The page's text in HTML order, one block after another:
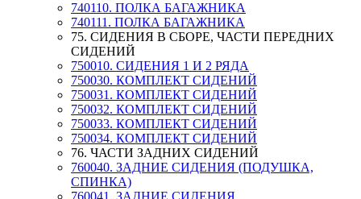
740110. ПОЛКА БАГАЖНИКА
740111. ПОЛКА БАГАЖНИКА
75. СИДЕНИЯ В СБОРЕ, ЧАСТИ ПЕРЕДНИХ
СИДЕНИЙ
750010. СИДЕНИЯ 1 И 2 РЯДА
750030. КОМПЛЕКТ СИДЕНИЙ
750031. КОМПЛЕКТ СИДЕНИЙ
750032. КОМПЛЕКТ СИДЕНИЙ
750033. КОМПЛЕКТ СИДЕНИЙ
750034. КОМПЛЕКТ СИДЕНИЙ
76. ЧАСТИ ЗАДНИХ СИДЕНИЙ
760040. ЗАДНИЕ СИДЕНИЯ (ПОДУШКА,
СПИНКА)
760041. ЗАДНИЕ СИДЕНИЯ